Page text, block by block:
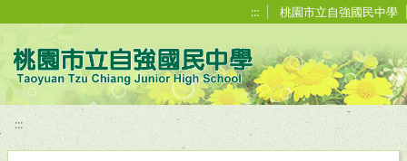
::: 桃園市立自強國民中學
:::